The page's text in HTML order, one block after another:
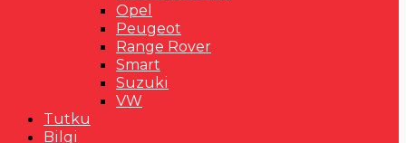
Opel
Peugeot
Range Rover
Smart
Suzuki
VW
Tutku
Bilgi